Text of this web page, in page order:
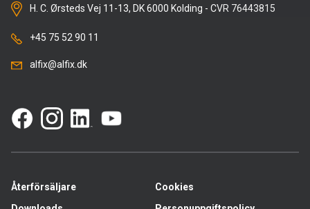
H. C. Ørsteds Vej 11-13, DK 6000 Kolding - CVR 76443815
+45 75 52 90 11
alfix@alfix.dk
Återförsäljare
Cookies